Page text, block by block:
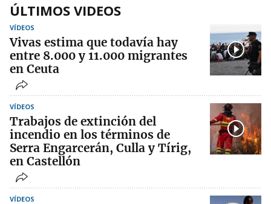
ÚLTIMOS VIDEOS
VÍDEOS
Vivas estima que todavía hay
entre 8.000 y 11.000 migrantes
en Ceuta
VÍDEOS
Trabajos de extinción del
incendio en los términos de
Serra Engarcerán, Culla y Tírig,
en Castellón
VÍDEOS